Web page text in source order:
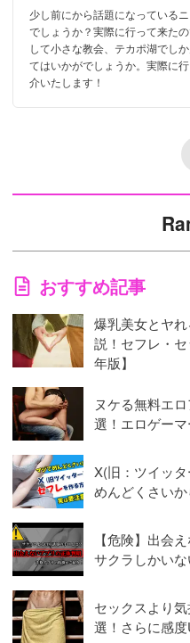
少し前にから話題になっている
でしょうか？実際に行って来た
して小さな教会、テカポ湖でし
てはいかがでしょうか。実際に
介いたします！
おすすめ記事
爆乳美女とヤ
説！セフレ・
年版】
ヌケる無料エ
選！エロゲー
X(旧：ツイッ
めんどくさいか
【危険】出会
サクラしかい
セックスより
選！さらに感